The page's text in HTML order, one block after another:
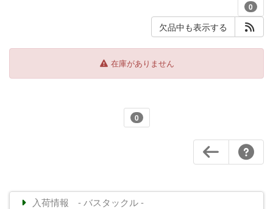
0
欠品中も表示する
在庫がありません
0
入荷情報 - バスタックル -